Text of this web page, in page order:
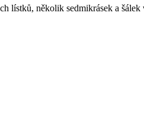
několik sedmikrásek a